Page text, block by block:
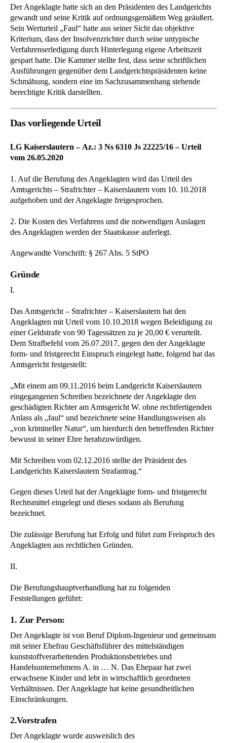
Der Angeklagte hatte sich an den Präsidenten des Landgerichts
gewandt und seine Kritik auf ordnungsgemäßem Weg geäußert.
Sein Werturteil „Faul“ hatte aus seiner Sicht das objektive
Kriterium, dass der Insolvenzrichter durch seine untypische
Verfahrenserledigung durch Hinterlegung eigene Arbeitszeit
gespart hatte. Die Kammer stellte fest, dass seine schriftlichen
Ausführungen gegenüber dem Landgerichtspräsidenten keine
Schmähung, sondern eine im Sachzusammenhang stehende
berechtigte Kritik darstellten.
Das vorliegende Urteil
LG Kaiserslautern – Az.: 3 Ns 6310 Js 22225/16 – Urteil
vom 26.05.2020
1. Auf die Berufung des Angeklagten wird das Urteil des
Amtsgerichts – Strafrichter – Kaiserslautern vom 10. 10.2018
aufgehoben und der Angeklagte freigesprochen.
2. Die Kosten des Verfahrens und die notwendigen Auslagen
des Angeklagten werden der Staatskasse auferlegt.
Angewandte Vorschrift: § 267 Abs. 5 StPO
Gründe
I.
Das Amtsgericht – Strafrichter – Kaiserslautern hat den
Angeklagten mit Urteil vom 10.10.2018 wegen Beleidigung zu
einer Geldstrafe von 90 Tagessätzen zu je 20,00 € verurteilt.
Dem Strafbefehl vom 26.07.2017, gegen den der Angeklagte
form- und fristgerecht Einspruch eingelegt hatte, folgend hat das
Amtsgericht festgestellt:
„Mit einem am 09.11.2016 beim Landgericht Kaiserslautern
eingegangenen Schreiben bezeichnete der Angeklagte den
geschädigten Richter am Amtsgericht W. ohne rechtfertigenden
Anlass als „faul“ und bezeichnete seine Handlungsweisen als
„von krimineller Natur“, um hierdurch den betreffenden Richter
bewusst in seiner Ehre herabzuwürdigen.
Mit Schreiben vom 02.12.2016 stellte der Präsident des
Landgerichts Kaiserslautern Strafantrag.“
Gegen dieses Urteil hat der Angeklagte form- und fristgerecht
Rechtsmittel eingelegt und dieses sodann als Berufung
bezeichnet.
Die zulässige Berufung hat Erfolg und führt zum Freispruch des
Angeklagten aus rechtlichen Gründen.
II.
Die Berufungshauptverhandlung hat zu folgenden
Feststellungen geführt:
1. Zur Person:
Der Angeklagte ist von Beruf Diplom-Ingenieur und gemeinsam
mit seiner Ehefrau Geschäftsführer des mittelständigen
kunststoffverarbeitenden Produktionsbetriebes und
Handelsunternehmens A. in … N. Das Ehepaar hat zwei
erwachsene Kinder und lebt in wirtschaftlich geordneten
Verhältnissen. Der Angeklagte hat keine gesundheitlichen
Einschränkungen.
2.Vorstrafen
Der Angeklagte wurde ausweislich des